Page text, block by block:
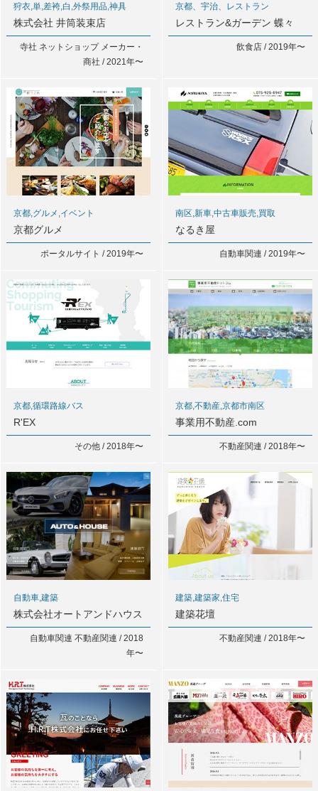
狩衣,単,差袴,白,外祭用品,神具
株式会社 井筒装束店
寺社 ネットショップ メーカー・
商社 / 2021年〜
京都、宇治、レストラン
レストラン&ガーデン 蝶々
飲食店 / 2019年〜
京都,グルメ,イベント
京都グルメ
ポータルサイト / 2019年〜
南区,新車,中古車販売,買取
なるき屋
自動車関連 / 2019年〜
京都,循環路線バス
R'EX
その他 / 2018年〜
京都,不動産,京都市南区
事業用不動産.com
不動産関連 / 2018年〜
自動車,建築
株式会社オートアンドハウス
自動車関連 不動産関連 / 2018
年〜
建築,建築家,住宅
建築花壇
不動産関連 / 2018年〜